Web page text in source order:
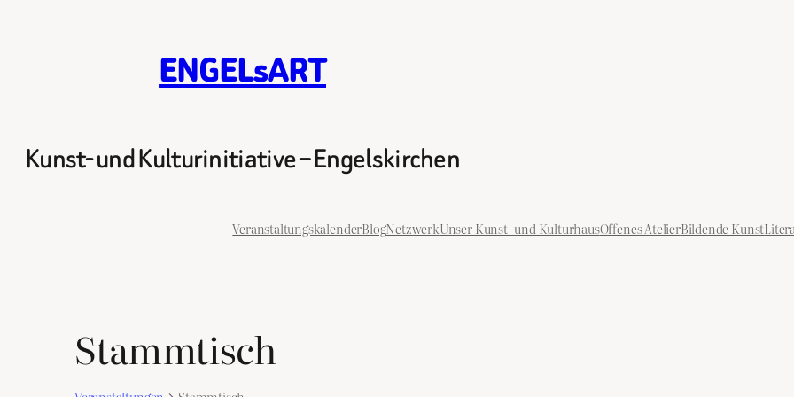
ENGELsART
Kunst- und Kulturinitiative – Engelskirchen
VeranstaltungskalenderBlogNetzwerkUnser Kunst- und KulturhausOffenes AtelierBildende Kunst
Stammtisch